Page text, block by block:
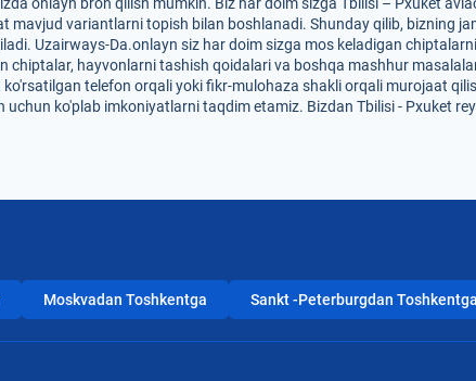
mavjud variantlarni topish bilan boshlanadi. Shunday qilib, bizning
Uzairways-Da.onlayn siz har doim sizga mos keladigan
chiptalar, hayvonlarni tashish qoidalari va boshqa mashhur
telefon orqali yoki fikr-mulohaza shakli orqali murojaat
uchun ko'plab imkoniyatlarni taqdim etamiz. Bizdan Tbilisi - Pxuket
Moskvadan Toshkentga Sankt -Peterburgdan